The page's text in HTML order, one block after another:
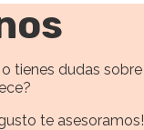
tienes dudas sobre
te asesoramos!